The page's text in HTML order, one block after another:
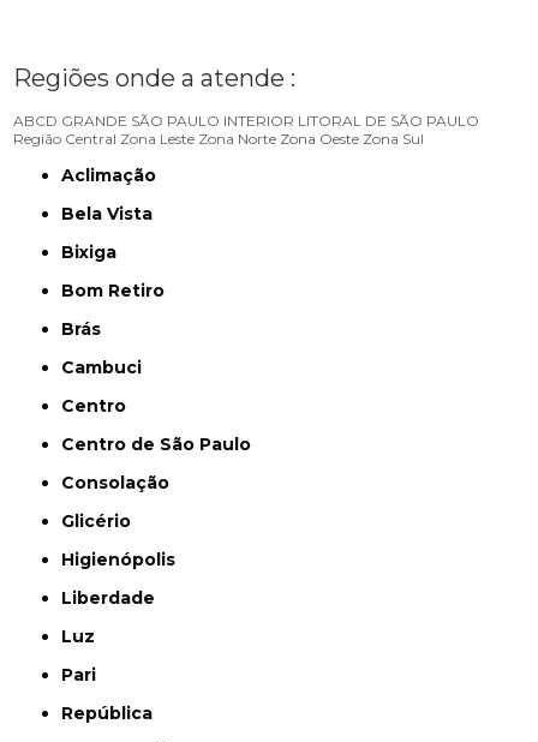
Regiões onde a atende :
ABCD GRANDE SÃO PAULO INTERIOR LITORAL DE SÃO PAULO
Região Central Zona Leste Zona Norte Zona Oeste Zona Sul
Aclimação
Bela Vista
Bixiga
Bom Retiro
Brás
Cambuci
Centro
Centro de São Paulo
Consolação
Glicério
Higienópolis
Liberdade
Luz
Pari
República